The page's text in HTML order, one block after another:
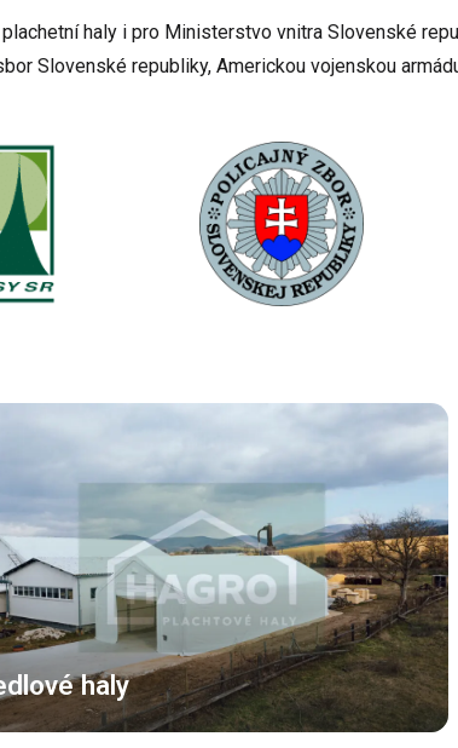
haly i pro Ministerstvo vnitra Slovenské
Slovenské republiky, Americkou vojenskou
haly